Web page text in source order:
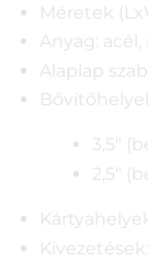
Méretek
Anyag:
Alaplap
3,5″
2,5″
Kivezetések: